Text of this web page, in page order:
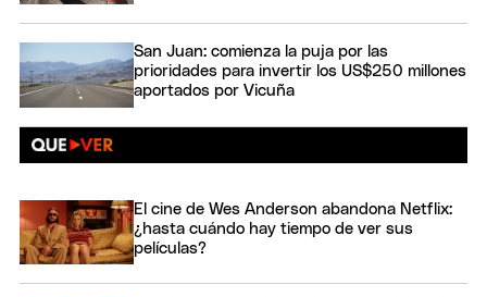
San Juan: comienza la puja por las
prioridades para invertir los US$250 millones
aportados por Vicuña
El cine de Wes Anderson abandona Netflix:
¿hasta cuándo hay tiempo de ver sus
películas?